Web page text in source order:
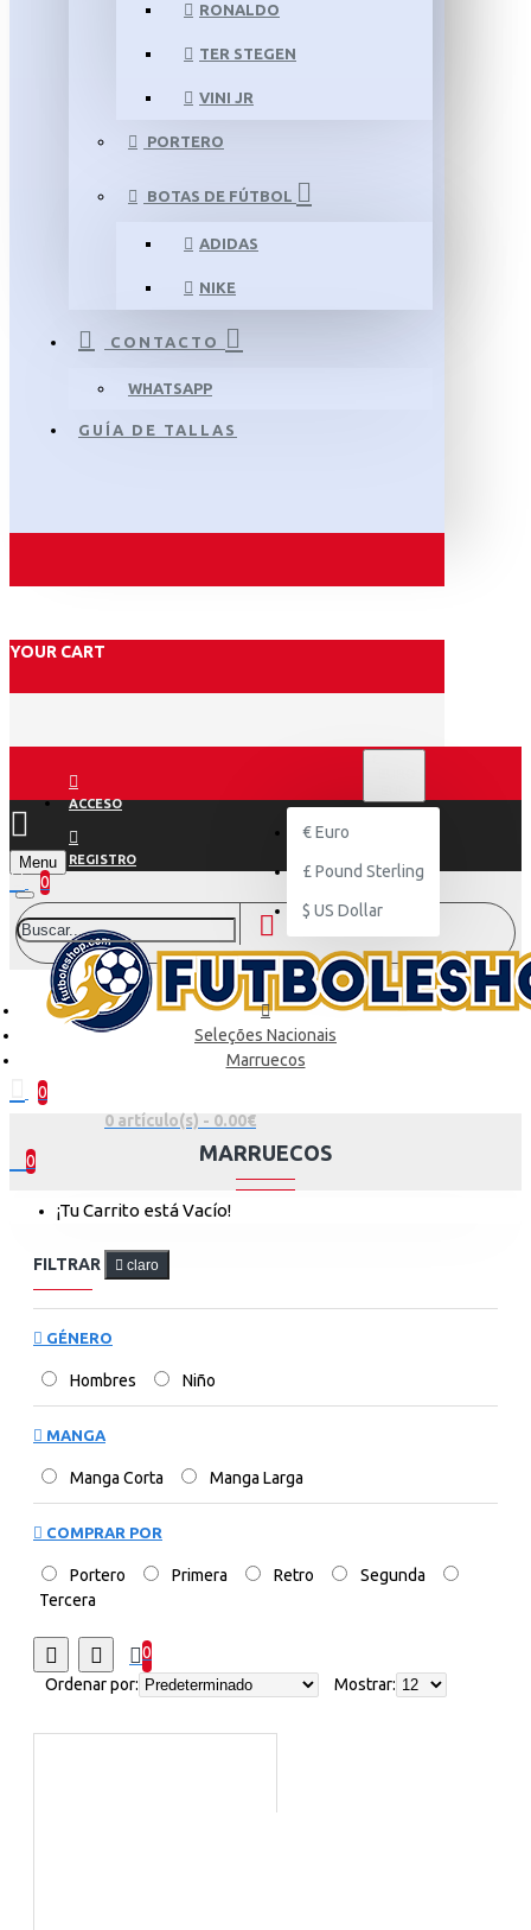
RONALDO
TER STEGEN
VINI JR
PORTERO
BOTAS DE FÚTBOL
ADIDAS
NIKE
CONTACTO
WHATSAPP
GUÍA DE TALLAS
YOUR CART
ACCESO
REGISTRO
€ Euro
£ Pound Sterling
$ US Dollar
Menu
0
0
0 artículo(s) - 0.00€
0
¡Tu Carrito está Vacío!
Seleções Nacionais
Marruecos
MARRUECOS
FILTRAR claro
GÉNERO
Hombres Niño
MANGA
Manga Corta Manga Larga
COMPRAR POR
Portero Primera Retro
Segunda
Tercera
0
Ordenar por:
Mostrar: